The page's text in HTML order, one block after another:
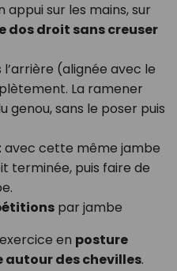
sur les mains, sur
dos droit sans creuser
(alignée avec le
La ramener
genou, sans le poser puis
avec cette même jambe
terminée, puis faire de
par jambe
en posture
autour des chevilles.